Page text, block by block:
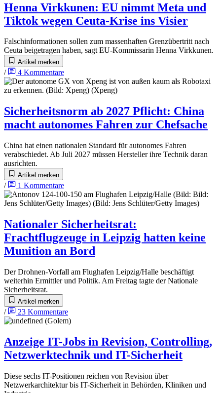
Henna Virkkunen: EU nimmt Meta und
Tiktok wegen Ceuta-Krise ins Visier
Falschinformationen sollen zum massenhaften Grenzübertritt nach
Ceuta beigetragen haben, sagt EU-Kommissarin Henna Virkkunen.
Artikel merken
/ 4 Kommentare
Sicherheitsnorm ab 2027 Pflicht: China
macht autonomes Fahren zur Chefsache
China hat einen nationalen Standard für autonomes Fahren
verabschiedet. Ab Juli 2027 müssen Hersteller ihre Technik daran
ausrichten.
Artikel merken
/ 1 Kommentare
Nationaler Sicherheitsrat:
Frachtflugzeuge in Leipzig hatten keine
Munition an Bord
Der Drohnen-Vorfall am Flughafen Leipzig/Halle beschäftigt
weiterhin Ermittler und Politik. Am Freitag tagte der Nationale
Sicherheitsrat.
Artikel merken
/ 23 Kommentare
Anzeige IT-Jobs in Revision, Controlling,
Netzwerktechnik und IT-Sicherheit
Diese sechs IT-Positionen reichen von Revision über
Netzwerkarchitektur bis IT-Sicherheit in Behörden, Kliniken und